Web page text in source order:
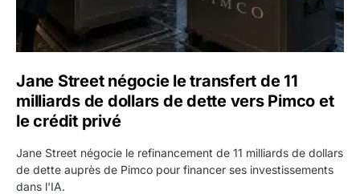
Jane Street négocie le transfert de 11
milliards de dollars de dette vers Pimco et
le crédit privé
Jane Street négocie le refinancement de 11 milliards de dollars
de dette auprès de Pimco pour financer ses investissements
dans l'IA.